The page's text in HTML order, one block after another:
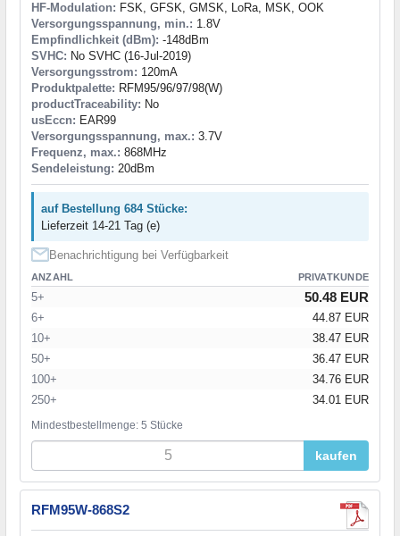
HF-Modulation: FSK, GFSK, GMSK, LoRa, MSK, OOK
Versorgungsspannung, min.: 1.8V
Empfindlichkeit (dBm): -148dBm
SVHC: No SVHC (16-Jul-2019)
Versorgungsstrom: 120mA
Produktpalette: RFM95/96/97/98(W)
productTraceability: No
usEccn: EAR99
Versorgungsspannung, max.: 3.7V
Frequenz, max.: 868MHz
Sendeleistung: 20dBm
auf Bestellung 684 Stücke:
Lieferzeit 14-21 Tag (e)
Benachrichtigung bei Verfügbarkeit
ANZAHL PRIVATKUNDE
5+ 50.48 EUR
6+
44.87 EUR
10+
38.47 EUR
50+
36.47 EUR
100+
34.76 EUR
250+
34.01 EUR
Mindestbestellmenge: 5 Stücke
kaufen
RFM95W-868S2